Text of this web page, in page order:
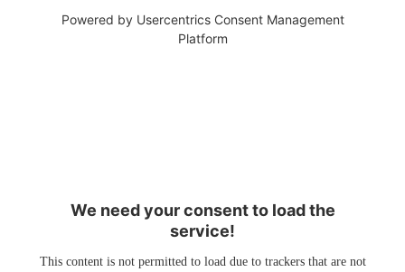
Powered by Usercentrics Consent Management
Platform
We need your consent to load the
service!
This content is not permitted to load due to trackers that are not